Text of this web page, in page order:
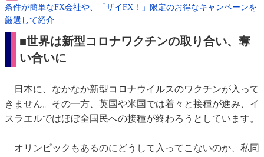
条件が簡単なFX会社や、「ザイFX！」限定のお得なキャンペーンを
厳選して紹介
■世界は新型コロナワクチンの取り合い、奪
い合いに
日本に、なかなか新型コロナウイルスのワクチンが入って
きません。その一方、英国や米国では着々と接種が進み、イ
スラエルではほぼ全国民への接種が終わろうとしています。
オリンピックもあるのにどうして入ってこないのか、私同